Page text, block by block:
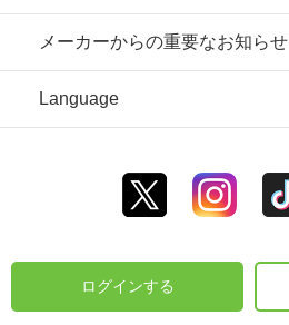
メーカーからの重要なお知らせ
Language
ログインする